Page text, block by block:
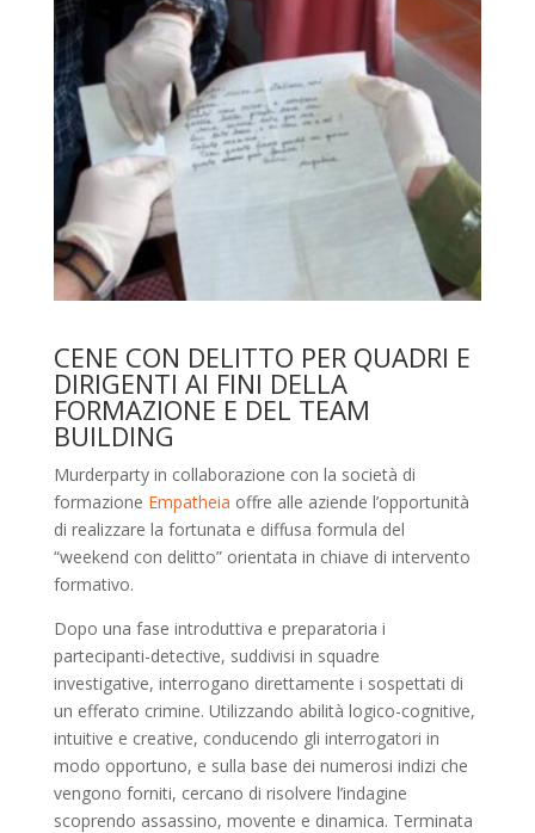
CENE CON DELITTO PER QUADRI E
DIRIGENTI AI FINI DELLA
FORMAZIONE E DEL TEAM
BUILDING
Murderparty in collaborazione con la società di
formazione Empatheia offre alle aziende l’opportunità
di realizzare la fortunata e diffusa formula del
“weekend con delitto” orientata in chiave di intervento
formativo.
Dopo una fase introduttiva e preparatoria i
partecipanti-detective, suddivisi in squadre
investigative, interrogano direttamente i sospettati di
un efferato crimine. Utilizzando abilità logico-cognitive,
intuitive e creative, conducendo gli interrogatori in
modo opportuno, e sulla base dei numerosi indizi che
vengono forniti, cercano di risolvere l’indagine
scoprendo assassino, movente e dinamica. Terminata